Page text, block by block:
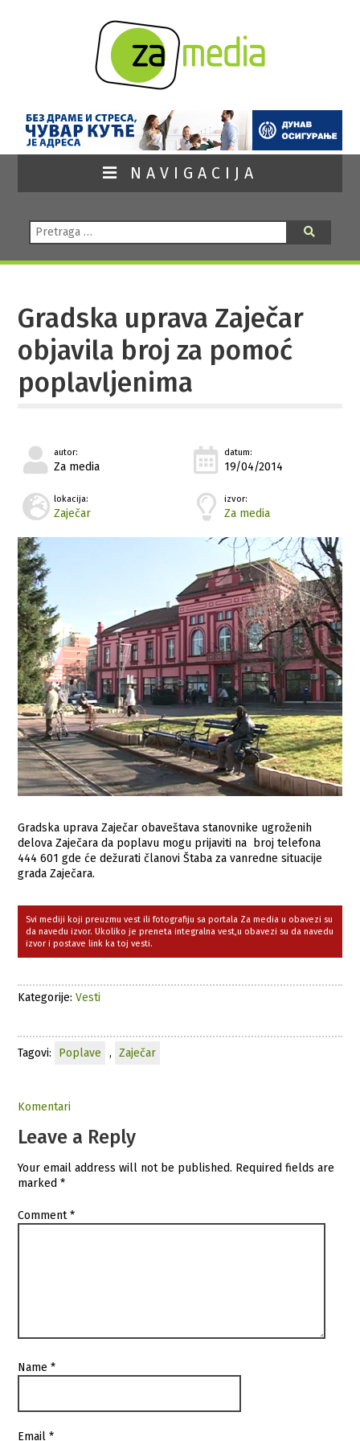
NAVIGACIJA
Pretraga:
Gradska uprava Zaječar
objavila broj za pomoć
poplavljenima
autor:
Za media
datum:
19/04/2014
lokacija:
Zaječar
izvor:
Za media
Gradska uprava Zaječar obaveštava stanovnike ugroženih
delova Zaječara da poplavu mogu prijaviti na broj telefona
444 601 gde će dežurati članovi Štaba za vanredne situacije
grada Zaječara.
Svi mediji koji preuzmu vest ili fotografiju sa portala Za media u obavezi su
da navedu izvor. Ukoliko je preneta integralna vest,u obavezi su da navedu
izvor i postave link ka toj vesti.
Kategorije:Vesti
Tagovi: Poplave , Zaječar
Komentari
Leave a Reply
Your email address will not be published. Required fields are
marked*
Comment*
Name*
Email*